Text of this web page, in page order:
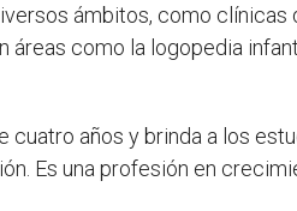
ámbitos, como
como la logopedia
cuatro años y brinda a los
Es una profesión en